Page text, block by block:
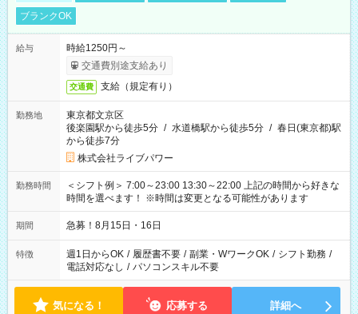
ブランクOK
給与
時給1250円～
交通費別途支給あり
交通費 支給（規定有り）
勤務地
東京都文京区
後楽園駅から徒歩5分 / 水道橋駅から徒歩5分 / 春日(東京都)駅
から徒歩7分
株式会社ライブパワー
勤務時間
＜シフト例＞ 7:00～23:00 13:30～22:00 上記の時間から好きな
時間を選べます！ ※時間は変更となる可能性があります
期間 急募！8月15日・16日
特徴 週1日からOK / 履歴書不要 / 副業・WワークOK / シフト勤務 /
電話対応なし / パソコンスキル不要
気になる！ 応募する 詳細へ